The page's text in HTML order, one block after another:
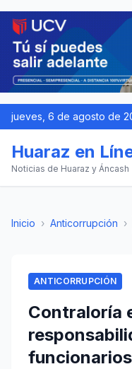
jueves, 6 de agosto de
Huaraz en
Noticias de Huaraz y Áncash
Inicio › Anticorrupción ›
ANTICORRUPCIÓN
Contraloría